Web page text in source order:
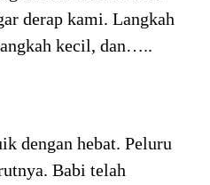
derap kami. Langkah
kecil, dan…..
dengan hebat. Peluru
Babi telah